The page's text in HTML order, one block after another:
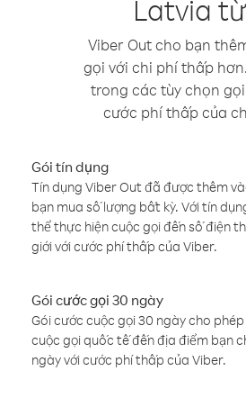
Latvia
Viber Out cho bạn
gọi với chi phí thấp
trong các tùy chọn
cước phí thấp của
Gói tín dụng
Tín dụng Viber Out đã được thêm
bạn mua số lượng bất kỳ. Với tín
thể thực hiện cuộc gọi đến số điện
giới với cước phí thấp của Viber.
Gói cước gọi 30 ngày
Gói cước cuộc gọi 30 ngày cho
cuộc gọi quốc tế đến địa điểm bạn
ngày với cước phí thấp của Viber.